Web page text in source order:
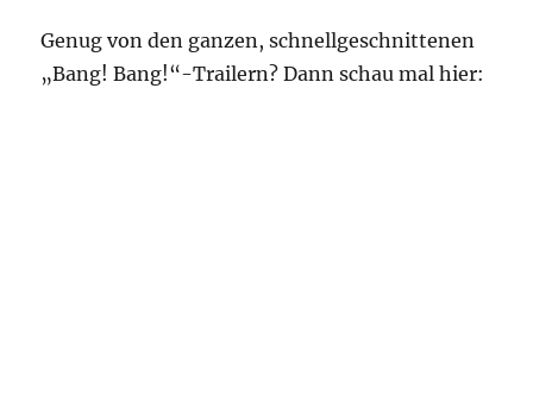
Genug von den ganzen, schnellgeschnittenen
„Bang! Bang!“-Trailern? Dann schau mal hier: